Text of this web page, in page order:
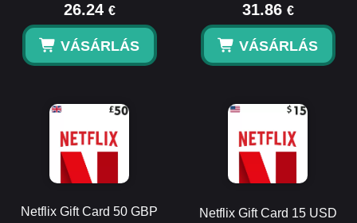
26.24 €
VÁSÁRLÁS
31.86 €
VÁSÁRLÁS
Netflix Gift Card 50 GBP
Netflix Gift Card 15 USD